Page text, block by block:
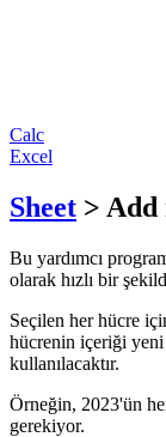
Calc
Excel
Sheet > Add
Bu yardımcı
olarak hızlı bir
Seçilen her hücre
hücrenin içeriği yeni
kullanılacaktır.
Örneğin, 2023'ün
gerekiyor.